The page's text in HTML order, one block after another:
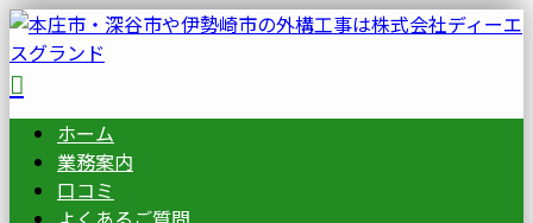
ホーム
業務案内
口コミ